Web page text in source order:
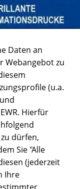
Daten an
Webangebot zu
(u.a.
Hierfür
dürfen,
Sie "Alle
(jederzeit
Ihre